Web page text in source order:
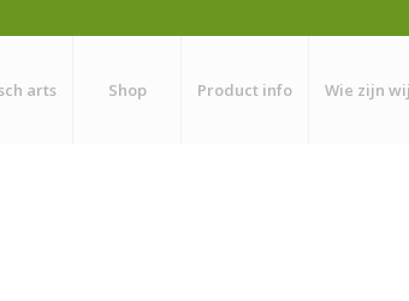
arts Shop Product info Wie zijn wij